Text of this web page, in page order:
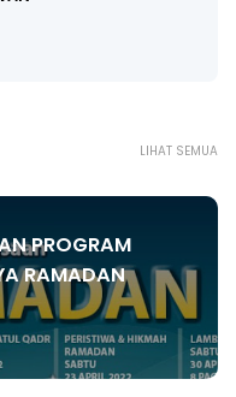
LIHAT SEMUA
PROGRAM
RAMADAN